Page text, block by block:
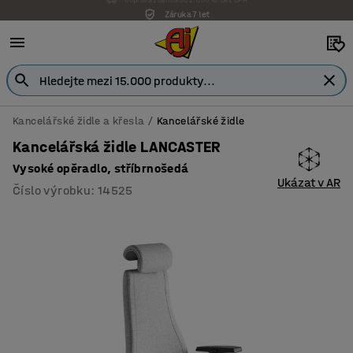
Záruka 7 let
Kancelářské židle a křesla Kancelářské židle
Kancelářská židle LANCASTER
Vysoké opěradlo, stříbrnošedá
Číslo výrobku:14525
Ukázat v AR